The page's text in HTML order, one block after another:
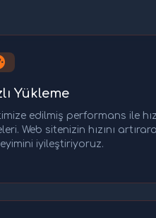
Yükleme
edilmiş performans ile
Web sitenizin hızını
iyileştiriyoruz.